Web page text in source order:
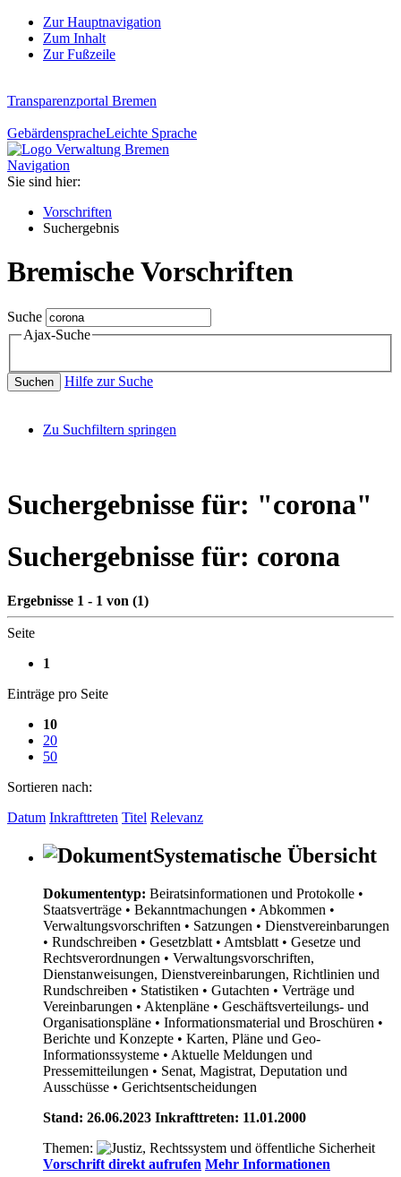
Zur Hauptnavigation
Zum Inhalt
Zur Fußzeile
Transparenzportal Bremen
GebärdenspracheLeichte Sprache
Navigation
Sie sind hier:
Vorschriften
Suchergebnis
Bremische Vorschriften
Suche
Ajax-Suche
Suchen Hilfe zur Suche
Zu Suchfiltern springen
Suchergebnisse für: "corona"
Suchergebnisse für: corona
Ergebnisse 1 - 1 von (1)
Seite
1
Einträge pro Seite
10
20
50
Sortieren nach:
Datum Inkrafttreten Titel Relevanz
Systematische Übersicht
Dokumententyp: Beiratsinformationen und Protokolle •
Staatsverträge • Bekanntmachungen • Abkommen •
Verwaltungsvorschriften • Satzungen • Dienstvereinbarungen
• Rundschreiben • Gesetzblatt • Amtsblatt • Gesetze und
Rechtsverordnungen • Verwaltungsvorschriften,
Dienstanweisungen, Dienstvereinbarungen, Richtlinien und
Rundschreiben • Statistiken • Gutachten • Verträge und
Vereinbarungen • Aktenpläne • Geschäftsverteilungs- und
Organisationspläne • Informationsmaterial und Broschüren •
Berichte und Konzepte • Karten, Pläne und Geo-
Informationssysteme • Aktuelle Meldungen und
Pressemitteilungen • Senat, Magistrat, Deputation und
Ausschüsse • Gerichtsentscheidungen
Stand: 26.06.2023 Inkrafttreten: 11.01.2000
Themen:
Vorschrift direkt aufrufen Mehr Informationen